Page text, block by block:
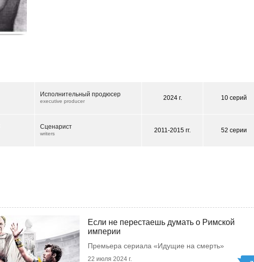
Исполнительный продюсер
executive producer 2024 г. 10 серий
Сценарист
writers 2011-2015 гг. 52 серии
Если не перестаешь думать о Римской
империи
Премьера сериала «Идущие на смерть»
22 июля 2024 г.